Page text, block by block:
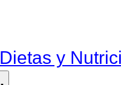
Dietas y